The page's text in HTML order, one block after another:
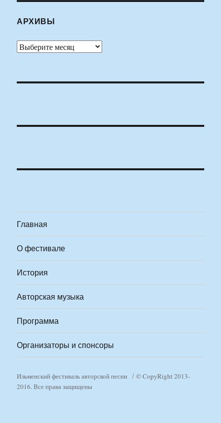
АРХИВЫ
Архивы
Главная
О фестивале
История
Авторская музыка
Программа
Организаторы и спонсоры
Ильменский фестиваль авторской песни
© CopyRight 2013-
2016. Все права защищены